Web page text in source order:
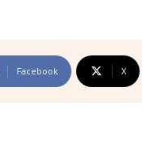
Facebook X